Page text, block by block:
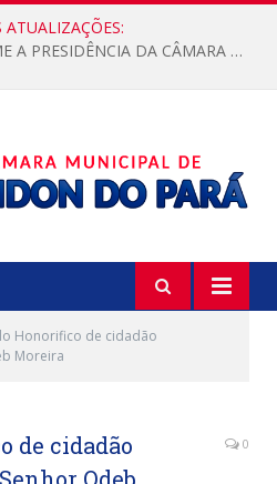
VEREADORA KEILA ASSUME A PRESIDÊNCIA DA CÂMARA MUNICIPAL.
Honorifico de cidadão
Moreira
de cidadão
0